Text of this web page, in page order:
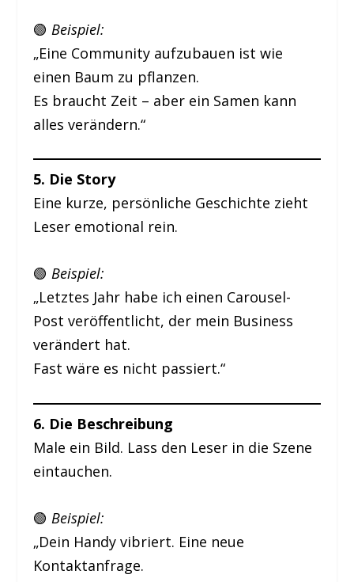
🟢 Beispiel:
„Eine Community aufzubauen ist wie
einen Baum zu pflanzen.
Es braucht Zeit – aber ein Samen kann
alles verändern.“
5. Die Story
Eine kurze, persönliche Geschichte zieht
Leser emotional rein.
🟢Beispiel:
„Letztes Jahr habe ich einen Carousel-
Post veröffentlicht, der mein Business
verändert hat.
Fast wäre es nicht passiert.“
6. Die Beschreibung
Male ein Bild. Lass den Leser in die Szene
eintauchen.
🟢 Beispiel:
„Dein Handy vibriert. Eine neue
Kontaktanfrage.